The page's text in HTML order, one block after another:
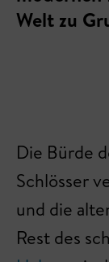
Welt zu
Die Bürde
Schlösser
und die
Rest des